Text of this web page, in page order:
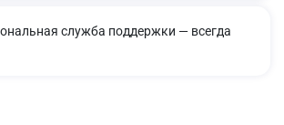
служба поддержки — всегда